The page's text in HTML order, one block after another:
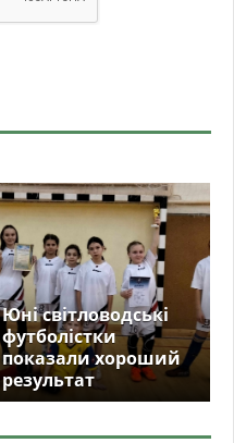
Юні світловодські
футболістки
показали хороший
результат